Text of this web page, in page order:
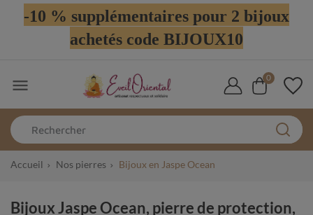
-10 % supplémentaires pour 2 bijoux
achetés code BIJOUX10
 0
Accueil Nos pierres Bijoux en Jaspe Ocean
Bijoux Jaspe Ocean, pierre de protection,